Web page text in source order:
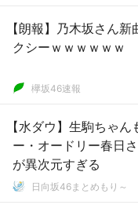
【朗報】乃木坂さん
クシーｗｗｗｗｗｗ
欅坂46速報
【水ダウ】生駒ちゃ
ー・オードリー春日
が異次元すぎる
日向坂46まとめもり～